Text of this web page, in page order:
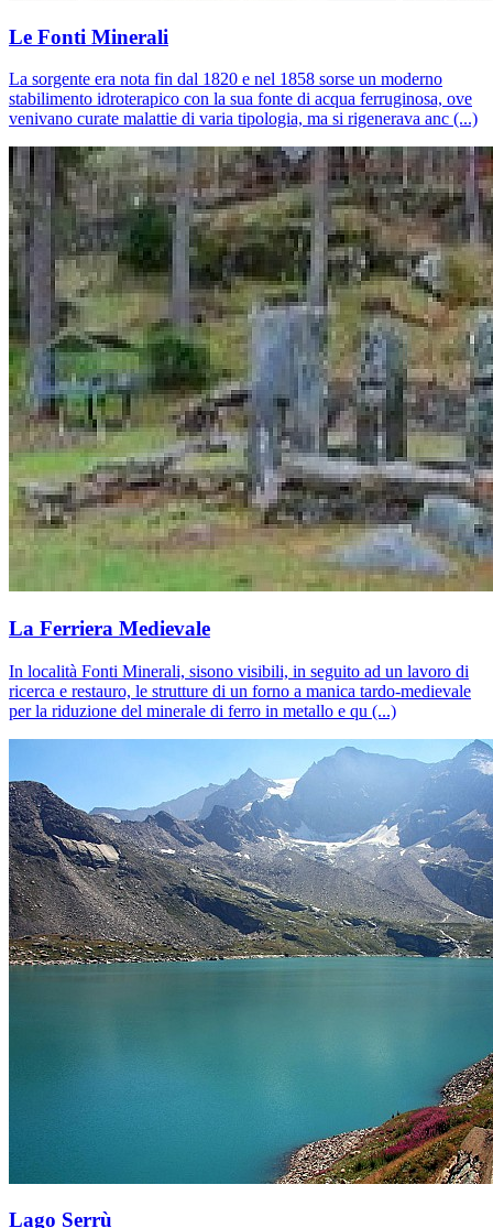
Le Fonti Minerali
La sorgente era nota fin dal 1820 e nel 1858 sorse un moderno
stabilimento idroterapico con la sua fonte di acqua ferruginosa, ove
venivano curate malattie di varia tipologia, ma si rigenerava anc (...)
La Ferriera Medievale
In località Fonti Minerali, sisono visibili, in seguito ad un lavoro di
ricerca e restauro, le strutture di un forno a manica tardo-medievale
per la riduzione del minerale di ferro in metallo e qu (...)
Lago Serrù